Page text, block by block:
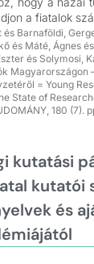
a fiatalok
és Barnaföldi,
és Máté, Ágnes
és Solymosi,
Magyarországon
= Young
State of
180 (7).
kutatási
kutatói
és